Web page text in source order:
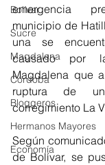
Bolívar
Sucre
Magdalena
Córdoba
Bloggeros
Hermanos Mayores
Economía
emergencia
municipio de
una se
causado por
Magdalena que
ruptura de
corregimiento La
Según
de Bolívar, se